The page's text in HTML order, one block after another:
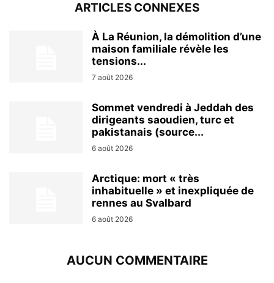
ARTICLES CONNEXES
À La Réunion, la démolition d’une
maison familiale révèle les
tensions...
7 août 2026
Sommet vendredi à Jeddah des
dirigeants saoudien, turc et
pakistanais (source...
6 août 2026
Arctique: mort « très
inhabituelle » et inexpliquée de
rennes au Svalbard
6 août 2026
AUCUN COMMENTAIRE